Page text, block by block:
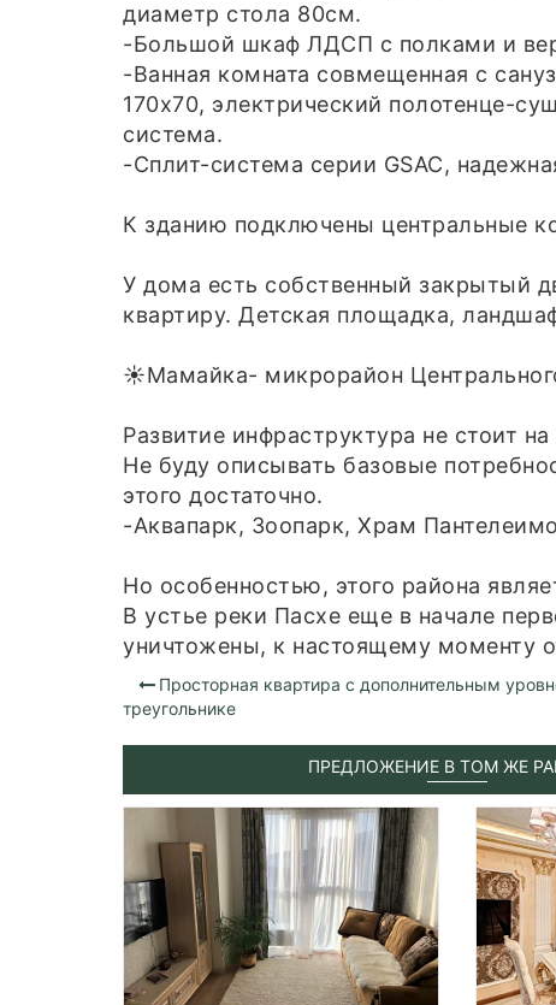
диаметр стола 80см.
-Большой шкаф ЛДСП с полками и
-Ванная комната совмещенная с
170х70, электрический полотенце-
система.
-Сплит-система серии GSAC,
К зданию подключены центральные
У дома есть собственный закрытый
квартиру. Детская площадка,
☀️Мамайка- микрорайон
Развитие инфраструктура не стоит
Не буду описывать базовые
этого достаточно.
-Аквапарк, Зоопарк, Храм
Но особенностью, этого района
В устье реки Пасхе еще в начале
уничтожены, к настоящему моменту
Просторная квартира с дополнительным
треугольнике
ПРЕДЛОЖЕНИЕ В ТОМ ЖЕ